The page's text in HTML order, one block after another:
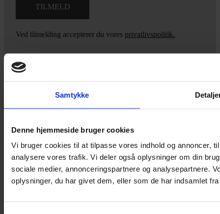
Samtykke
Denne hjemmeside bruger cookies
Vi bruger cookies til at tilpasse vores indhold og annoncer,
analysere vores trafik. Vi deler også oplysninger om din
sociale medier, annonceringspartnere og analysepartnere.
oplysninger, du har givet dem, eller som de har indsamlet
Ved tilmelding accepterer du vores privatlivspolitik.
mig
eller kom forbi butikken på Vestergade 12 i Tønder. Så hjælper
jeg dig på vej.
Vestergade 12 6270, Tønder
60 51 96 50
post@yarneverywear.dk
CVR 43041649